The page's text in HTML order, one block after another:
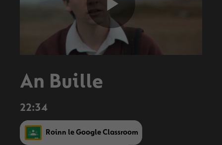
Play
An Buille
22:34
Roinn le Google Classroom